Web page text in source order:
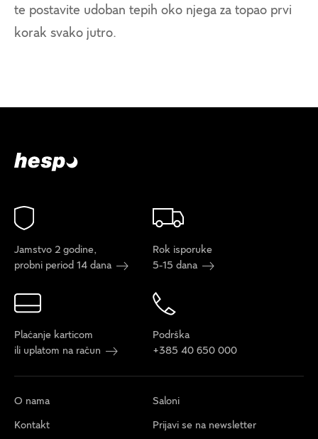
te postavite udoban tepih oko njega za topao prvi
korak svako jutro.
Jamstvo 2 godine,
probni period 14 dana
Rok isporuke
5-15 dana
Plaćanje karticom
ili uplatom na račun
Podrška
+385 40 650 000
O nama
Saloni
Kontakt
Prijavi se na newsletter